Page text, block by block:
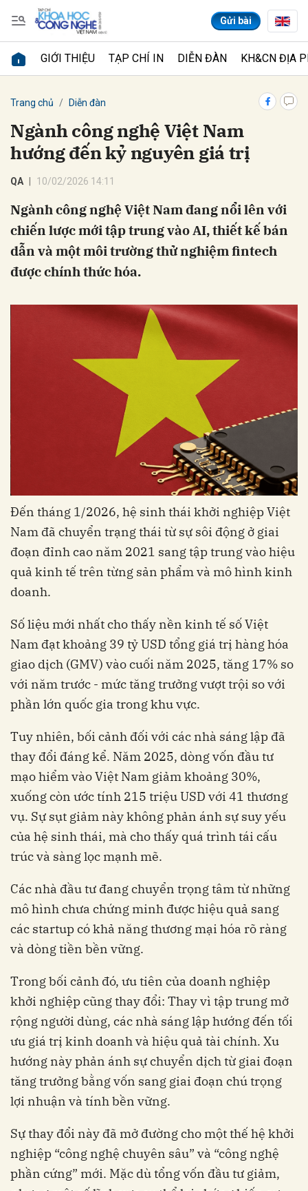
Gửi bài
GIỚI THIỆU TẠP CHÍ IN DIỄN ĐÀN KH&CN ĐỊA
Trang chủ Diễn đàn
Ngành công nghệ Việt Nam
hướng đến kỷ nguyên giá trị
QA 10/02/2026 14:11
Ngành công nghệ Việt Nam đang nổi lên với
chiến lược mới tập trung vào AI, thiết kế bán
dẫn và một môi trường thử nghiệm fintech
được chính thức hóa.
Đến tháng 1/2026, hệ sinh thái khởi nghiệp Việt
Nam đã chuyển trạng thái từ sự sôi động ở giai
đoạn đỉnh cao năm 2021 sang tập trung vào hiệu
quả kinh tế trên từng sản phẩm và mô hình kinh
doanh.
Số liệu mới nhất cho thấy nền kinh tế số Việt
Nam đạt khoảng 39 tỷ USD tổng giá trị hàng hóa
giao dịch (GMV) vào cuối năm 2025, tăng 17% so
với năm trước - mức tăng trưởng vượt trội so với
phần lớn quốc gia trong khu vực.
Tuy nhiên, bối cảnh đối với các nhà sáng lập đã
thay đổi đáng kể. Năm 2025, dòng vốn đầu tư
mạo hiểm vào Việt Nam giảm khoảng 30%,
xuống còn ước tính 215 triệu USD với 41 thương
vụ. Sự sụt giảm này không phản ánh sự suy yếu
của hệ sinh thái, mà cho thấy quá trình tái cấu
trúc và sàng lọc mạnh mẽ.
Các nhà đầu tư đang chuyển trọng tâm từ những
mô hình chưa chứng minh được hiệu quả sang
các startup có khả năng thương mại hóa rõ ràng
và dòng tiền bền vững.
Trong bối cảnh đó, ưu tiên của doanh nghiệp
khởi nghiệp cũng thay đổi: Thay vì tập trung mở
rộng người dùng, các nhà sáng lập hướng đến tối
ưu giá trị kinh doanh và hiệu quả tài chính. Xu
hướng này phản ánh sự chuyển dịch từ giai đoạn
tăng trưởng bằng vốn sang giai đoạn chú trọng
lợi nhuận và tính bền vững.
Sự thay đổi này đã mở đường cho một thế hệ khởi
nghiệp “công nghệ chuyên sâu” và “công nghệ
phần cứng” mới. Mặc dù tổng vốn đầu tư giảm,
Gửi bình luận
Hủy Gửi